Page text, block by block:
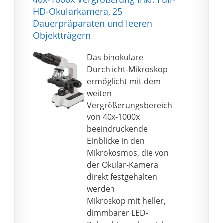
Beleuchtung mit
Filterscheibe
gewährleistet optimale
eine
Objektbeleuchtung.
Durch die Möglichkeit
des Batteriebetriebs
und den robusten
Kunststoffkoffer ist das
Mikroskop mit seinem
Zubehör einfach zu
transportieren und
ermöglicht auch
mobilen Einsatz.
Abmessungen:
105x150x270 mm /
Gewicht: 2,76 kg /
batteriebetrieben mit
3x AA (im Lieferumfang
HD-Okularkamera, 25
Dauerpräparaten und leeren
Objektträgern
Das binokulare
Durchlicht-Mikroskop
ermöglicht mit dem
weiten
Vergrößerungsbereich
von 40x-1000x
beeindruckende
Einblicke in den
Mikrokosmos, die von
der Okular-Kamera
direkt festgehalten
werden
Mikroskop mit heller,
dimmbarer LED-